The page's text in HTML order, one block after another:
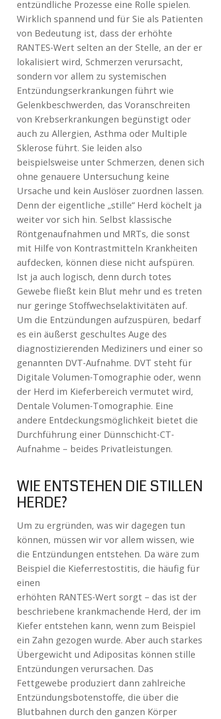
entzündliche Prozesse eine Rolle spielen.
Wirklich spannend und für Sie als Patienten
von Bedeutung ist, dass der erhöhte
RANTES-Wert selten an der Stelle, an der er
lokalisiert wird, Schmerzen verursacht,
sondern vor allem zu systemischen
Entzündungserkrankungen führt wie
Gelenkbeschwerden, das Voranschreiten
von Krebserkrankungen begünstigt oder
auch zu Allergien, Asthma oder Multiple
Sklerose führt. Sie leiden also
beispielsweise unter Schmerzen, denen sich
ohne genauere Untersuchung keine
Ursache und kein Auslöser zuordnen lassen.
Denn der eigentliche „stille“ Herd köchelt ja
weiter vor sich hin. Selbst klassische
Röntgenaufnahmen und MRTs, die sonst
mit Hilfe von Kontrastmitteln Krankheiten
aufdecken, können diese nicht aufspüren.
Ist ja auch logisch, denn durch totes
Gewebe fließt kein Blut mehr und es treten
nur geringe Stoffwechselaktivitäten auf.
Um die Entzündungen aufzuspüren, bedarf
es ein äußerst geschultes Auge des
diagnostizierenden Mediziners und einer so
genannten DVT-Aufnahme. DVT steht für
Digitale Volumen-Tomographie oder, wenn
der Herd im Kieferbereich vermutet wird,
Dentale Volumen-Tomographie. Eine
andere Entdeckungsmöglichkeit bietet die
Durchführung einer Dünnschicht-CT-
Aufnahme – beides Privatleistungen.
WIE ENTSTEHEN DIE STILLEN
HERDE?
Um zu ergründen, was wir dagegen tun
können, müssen wir vor allem wissen, wie
die Entzündungen entstehen. Da wäre zum
Beispiel die Kieferrestostitis, die häufig für
einen
erhöhten RANTES-Wert sorgt – das ist der
beschriebene krankmachende Herd, der im
Kiefer entstehen kann, wenn zum Beispiel
ein Zahn gezogen wurde. Aber auch starkes
Übergewicht und Adipositas können stille
Entzündungen verursachen. Das
Fettgewebe produziert dann zahlreiche
Entzündungsbotenstoffe, die über die
Blutbahnen durch den ganzen Körper